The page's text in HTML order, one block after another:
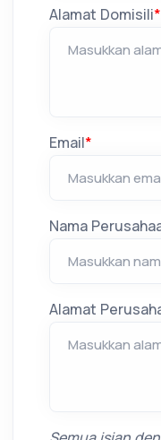
Alamat Domisili*
Email*
Nama
Alamat